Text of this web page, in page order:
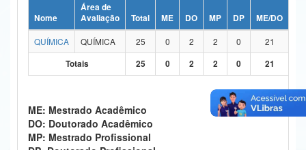
Ministério da Ciência, Tecnologia, Inovações e Comunicações
Ministério do Meio Ambiente
Controladoria-Geral da União
Nome
Área de
Avaliação
Total ME DO MP DP ME/DO
QUÍMICA
QUÍMICA 25 0 2 2 0 21
Totais
25 0 2 2 0 21
ME: Mestrado Acadêmico
DO: Doutorado Acadêmico
MP: Mestrado Profissional